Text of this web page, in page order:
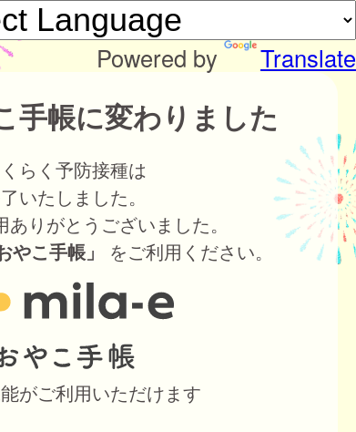
Powered by Translate
手帳に変わりました
らく予防接種は
いたしました。
りがとうございました。
やこ手帳」 をご利用ください。
がご利用いただけます